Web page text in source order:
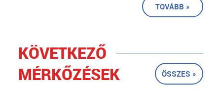
TOVÁBB »
KÖVETKEZŐ
MÉRKŐZÉSEK
ÖSSZES »